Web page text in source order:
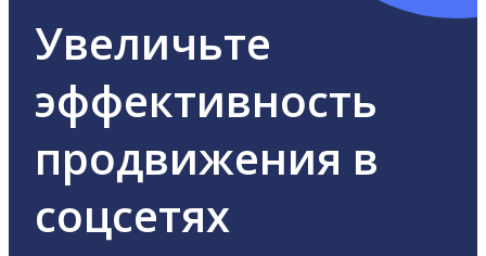
Увеличьте
эффективность
продвижения в
соцсетях